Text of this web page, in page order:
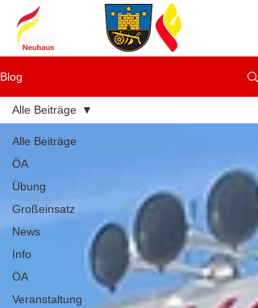
Blog
Alle Beiträge
ÖA
Übung
Großeinsatz
News
Info
ÖA
Veranstaltung
Alle Beiträge